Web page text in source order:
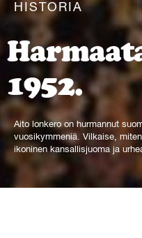
HISTORIA
1952.
Aito lonkero on hurmannut
vuosikymmeniä. Vilkaise,
ikoninen kansallisjuoma ja